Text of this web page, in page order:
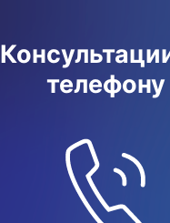
телефону